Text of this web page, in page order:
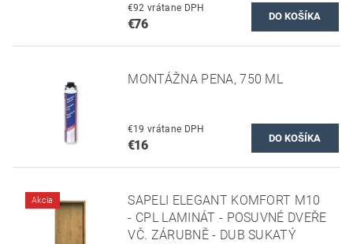
€92 vrátane DPH
€76
MONTÁŽNA PENA, 750 ML
€19 vrátane DPH
€16
Akcia
SAPELI ELEGANT KOMFORT M10
- CPL LAMINÁT - POSUVNÉ DVEŘE
VČ. ZÁRUBNĚ - DUB SUKATÝ